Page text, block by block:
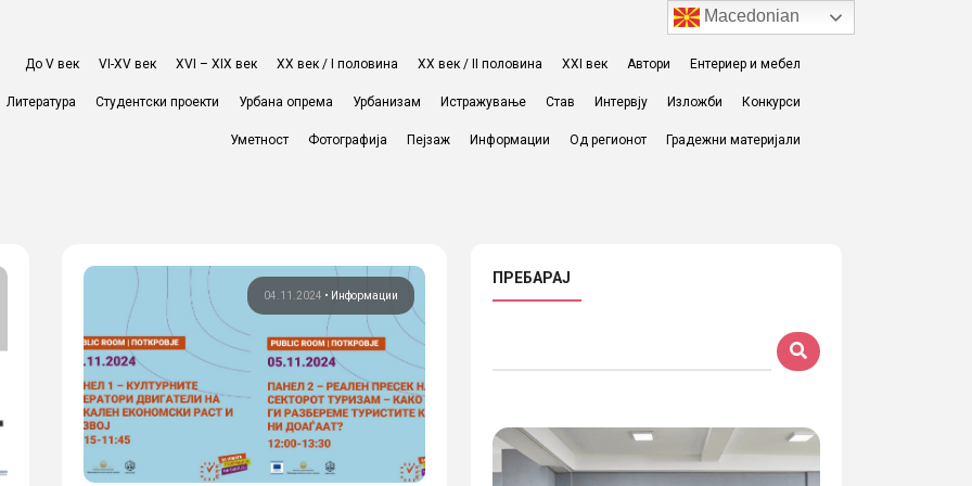
До V век VI-XV век XVI – XIX век ХХ век / I половина ХХ век / II половина XXI век Автори Ентериер и мебел
Литература Студентски проекти Урбана опрема Урбанизам Истражување Став Интервју Изложби Конкурси
Уметност Фотографија Пејзаж Информации Од регионот Градежни материјали
04.11.2024 • Информации
ПРЕБАРАЈ
Macedonian